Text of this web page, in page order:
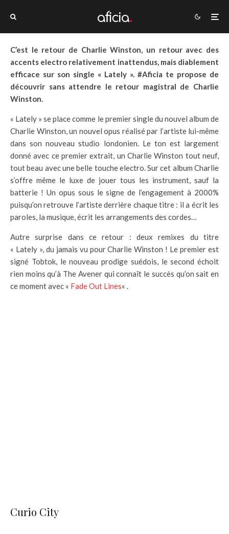
C’est le retour de Charlie Winston, un retour avec des
accents electro relativement inattendus, mais diablement
efficace sur son single « Lately ». #Aficia te propose de
découvrir sans attendre le retour magistral de Charlie
Winston.
« Lately » se place comme le premier single du nouvel album de
Charlie Winston, un nouvel opus réalisé par l’artiste lui-même
dans son nouveau studio londonien. Le ton est largement
donné avec ce premier extrait, un Charlie Winston tout neuf,
tout beau avec une belle touche electro. Sur cet album Charlie
s’offre même le luxe de jouer tous les instrument, sauf la
batterie ! Un opus sous le signe de l’engagement à 2000%
puisqu’on retrouve l’artiste derrière chaque titre : il a écrit les
paroles, la musique, écrit les arrangements des cordes…
Autre surprise dans ce retour : deux remixes du titre
« Lately », du jamais vu pour Charlie Winston ! Le premier est
signé Tobtok, le nouveau prodige suédois, le second échoit
rien moins qu’à The Avener qui connaît le succès qu’on sait en
ce moment avec « Fade Out Lines« .
Curio City